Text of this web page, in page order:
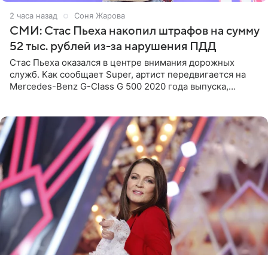
2 часа назад Соня Жарова
СМИ: Стас Пьеха накопил штрафов на сумму
52 тыс. рублей из-за нарушения ПДД
Стас Пьеха оказался в центре внимания дорожных
служб. Как сообщает Super, артист передвигается на
Mercedes-Benz G-Class G 500 2020 года выпуска,